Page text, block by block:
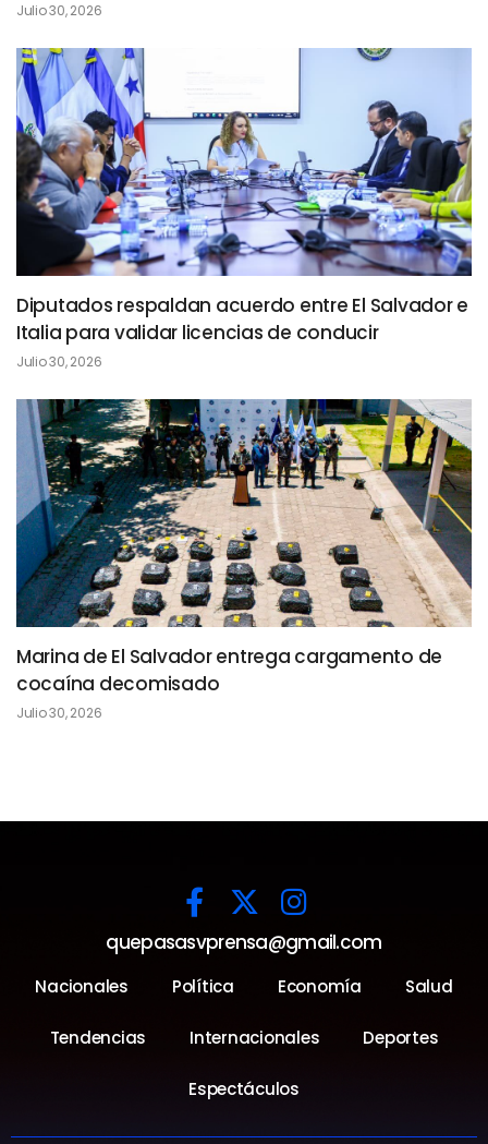
Julio 30, 2026
Diputados respaldan acuerdo entre El Salvador e
Italia para validar licencias de conducir
Julio 30, 2026
Marina de El Salvador entrega cargamento de
cocaína decomisado
Julio 30, 2026
quepasasvprensa@gmail.com
Nacionales Política Economía Salud
Tendencias Internacionales Deportes
Espectáculos